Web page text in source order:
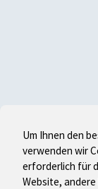
Um Ihnen den
verwenden wir
erforderlich für
Website,